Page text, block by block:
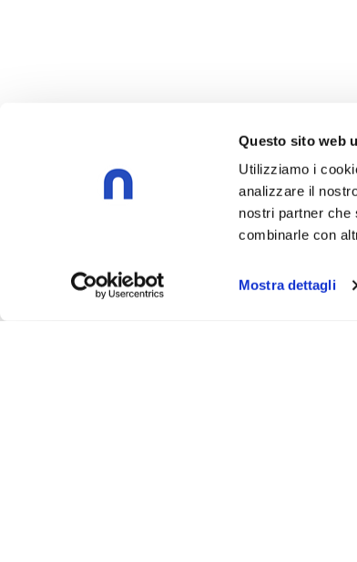
Questo sito web
Utilizziamo i
analizzare il
nostri partner che
combinarle con
Mostra dettagli